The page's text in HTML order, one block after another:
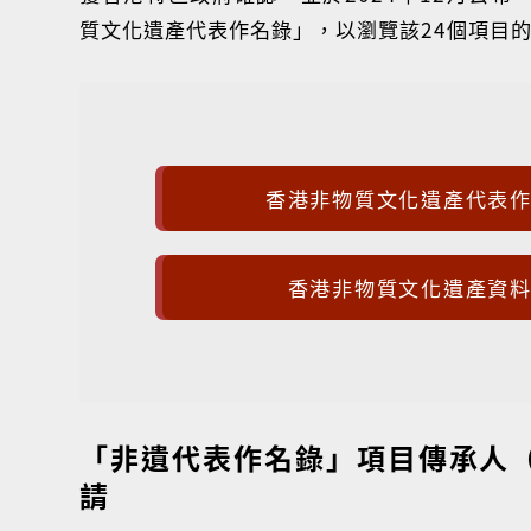
質文化遺產代表作名錄」，以瀏覽該24個項目
香港非物質文化遺產代表
香港非物質文化遺產資
「非遺代表作名錄」項目傳承人
請